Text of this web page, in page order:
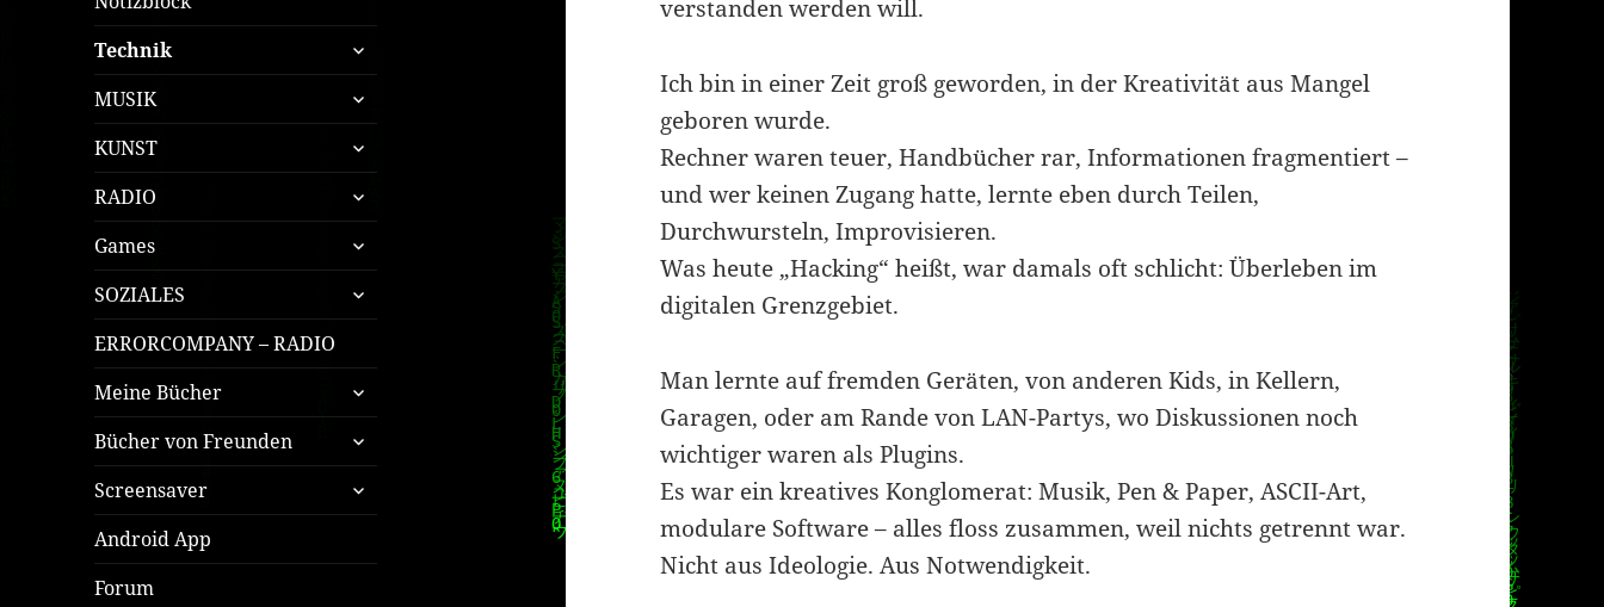
Technik
untermenü
öffnen
MUSIK
untermenü
öffnen
KUNST
untermenü
öffnen
RADIO
untermenü
öffnen
Games
untermenü
öffnen
SOZIALES
untermenü
öffnen
ERRORCOMPANY – RADIO
Meine Bücher
untermenü
öffnen
Bücher von Freunden
untermenü
öffnen
Screensaver
untermenü
öffnen
Android App
Forum
verstanden werden will.
Ich bin in einer Zeit groß geworden, in der Kreativität aus Mangel
geboren wurde.
Rechner waren teuer, Handbücher rar, Informationen fragmentiert –
und wer keinen Zugang hatte, lernte eben durch Teilen,
Durchwursteln, Improvisieren.
Was heute „Hacking“ heißt, war damals oft schlicht: Überleben im
digitalen Grenzgebiet.
Man lernte auf fremden Geräten, von anderen Kids, in Kellern,
Garagen, oder am Rande von LAN-Partys, wo Diskussionen noch
wichtiger waren als Plugins.
Es war ein kreatives Konglomerat: Musik, Pen & Paper, ASCII-Art,
modulare Software – alles floss zusammen, weil nichts getrennt war.
Nicht aus Ideologie. Aus Notwendigkeit.